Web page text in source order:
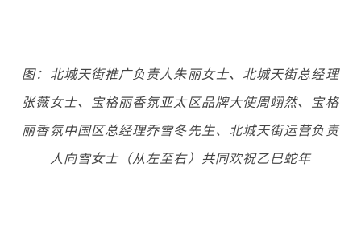
图：北城天街推广负责人朱丽女士、北城天街总经理
张薇女士、宝格丽香氛亚太区品牌大使周翊然、宝格
丽香氛中国区总经理乔雪冬先生、北城天街运营负责
人向雪女士（从左至右）共同欢祝乙巳蛇年